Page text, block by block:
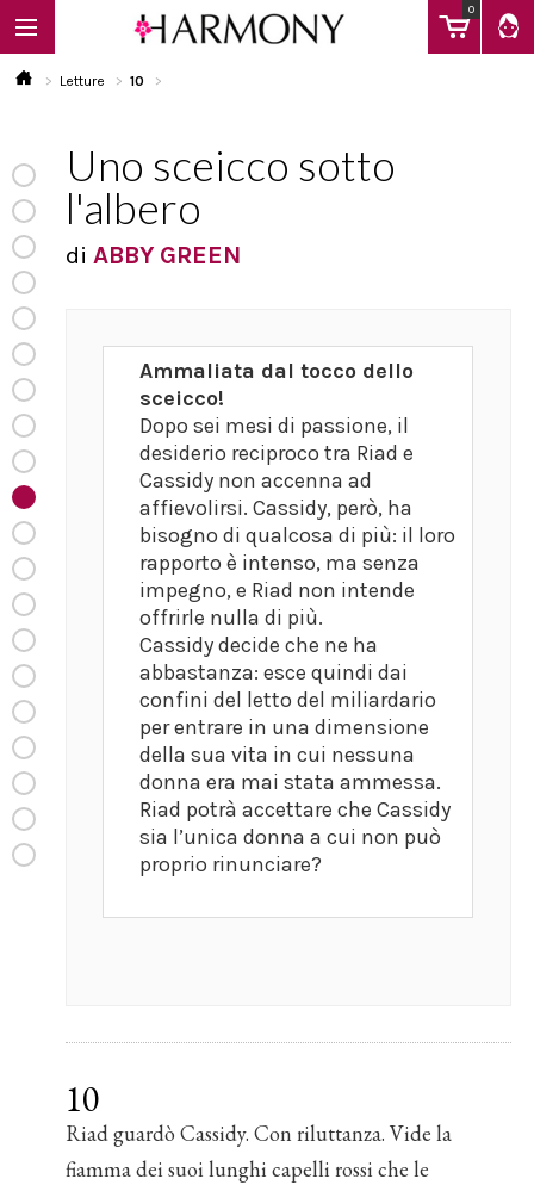
0
EBOOK
LIBRI
Calendario
FAQ
Letture 10
Uno sceicco sotto
l'albero
diABBY GREEN
Ammaliata dal tocco dello
sceicco!
Dopo sei mesi di passione, il
desiderio reciproco tra Riad e
Cassidy non accenna ad
affievolirsi. Cassidy, però, ha
bisogno di qualcosa di più: il loro
rapporto è intenso, ma senza
impegno, e Riad non intende
offrirle nulla di più.
Cassidy decide che ne ha
abbastanza: esce quindi dai
confini del letto del miliardario
per entrare in una dimensione
della sua vita in cui nessuna
donna era mai stata ammessa.
Riad potrà accettare che Cassidy
sia l’unica donna a cui non può
proprio rinunciare?
10
Riad guardò Cassidy. Con riluttanza. Vide la
fiamma dei suoi lunghi capelli rossi che le